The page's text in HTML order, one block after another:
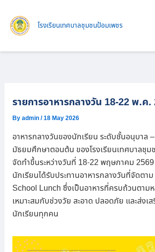
content
โรงเรียนเทศบาลชุมชนป้อมเพชร
รายการอาหารกลางวัน 18-22 พ.ค.
Byadmin/18 May 2026
อาหารกลางวันของนักเรียน ระดับชั้นอนุบาล
มัธยมศึกษาตอนต้น ของโรงเรียนเทศบาลชุม
จัดทำขึ้นระหว่างวันที่ 18-22 พฤษภาคม 2569
นักเรียนได้รับประทานอาหารกลางวันที่จัดตา
School Lunch ซึ่งเป็นอาหารที่ครบถ้วนตาม
เหมาะสมกับช่วงวัย สะอาด ปลอดภัย และส่ง
นักเรียนทุกคน